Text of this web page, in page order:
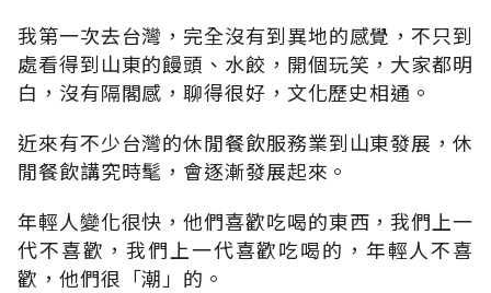
我第一次去台灣，完全沒有到異地的感覺，不只到
處看得到山東的饅頭、水餃，開個玩笑，大家都明
白，沒有隔閣感，聊得很好，文化歷史相通。
近來有不少台灣的休閒餐飲服務業到山東發展，休
閒餐飲講究時髦，會逐漸發展起來。
年輕人變化很快，他們喜歡吃喝的東西，我們上一
代不喜歡，我們上一代喜歡吃喝的，年輕人不喜
歡，他們很「潮」的。